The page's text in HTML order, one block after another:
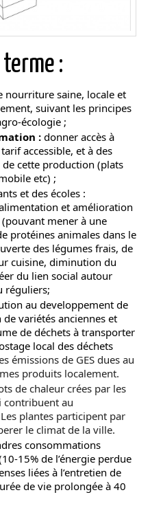
:
nourriture saine, locale et
suivant les principes
écologie ;
: donner accès à
accessible, et à des
cette production (plats
etc) ;
et des écoles :
et amélioration
mener à une
protéines animales dans le
des légumes frais, de
cuisine, diminution du
du lien social autour
réguliers;
au developpement de
variétés anciennes et
de déchets à transporter
local des déchets
émissions de GES dues au
produits localement.
de chaleur crées par les
au
plantes participent par
le climat de la ville.
consommations
15% de l’énergie perdue
liées à l’entretien de
de vie prolongée à 40